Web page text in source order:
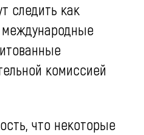
следить как
комиссией
что некоторые